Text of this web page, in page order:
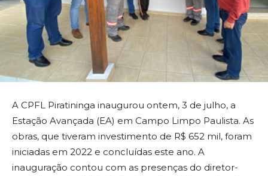
A CPFL Piratininga inaugurou ontem, 3 de julho, a
Estação Avançada (EA) em Campo Limpo Paulista. As
obras, que tiveram investimento de R$ 652 mil, foram
iniciadas em 2022 e concluídas este ano. A
inauguração contou com as presenças do diretor-